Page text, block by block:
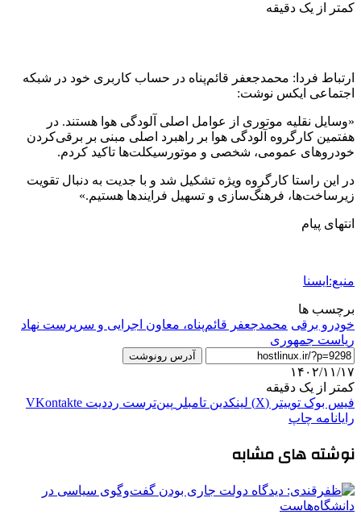
کمتر از یک دقیقه
ارتباط فردا: محمدجعفر قائم‌پناه در حساب کاربری خود در شبکه
اجتماعی ایکس نوشت:
«وسایل نقلیه موتوری از عوامل اصلی ‎آلودگی هوا هستند. در
هفتمین کارگروه آلودگی هوا بر راهبرد اصلی مبنی بر برقی‌کردن
خودروهای عمومی، شخصی و موتورسیکلت‌ها تاکید کردم.
در این راستا کارگروه ویژه تشکیل شد و با جدیت به دنبال تقویت
زیرساخت‌ها، فرهنگ‌سازی و تسهیل فرایندها هستیم.»
انتهای پیام
منبع:ایسنا
برچسب ها
خودرو برقی محمدجعفر قائم‌پناه، معاون اجرایی و سرپرست نهاد
ریاست جمهوری
آدرس رونوشت
۱۴۰۲/۱۱/۱۷
کمتر از یک دقیقه
فیس بوک توییتر (X) لینکدین ‫تامبلر ‫پین‌ترست ‫رددیت ‫VKontakte
رایانامه چاپ
نوشته های مشابه